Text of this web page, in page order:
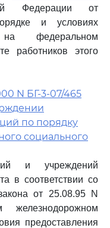
Федерации от
и условиях
федеральном
работников этого
N БГ-3-07/465
по порядку
социального
и учреждений
в соответствии со
от 25.08.95 N
предоставления